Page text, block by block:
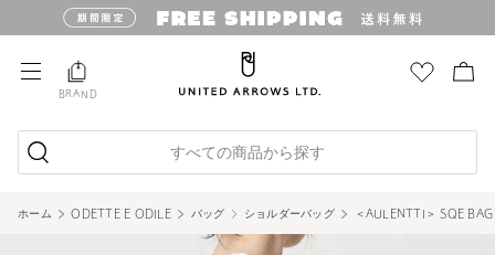
BRAND
すべての商品から探す
ホーム ODETTE E ODILE バッグ ショルダーバッグ ＜AULENTTI＞ SQE BAG